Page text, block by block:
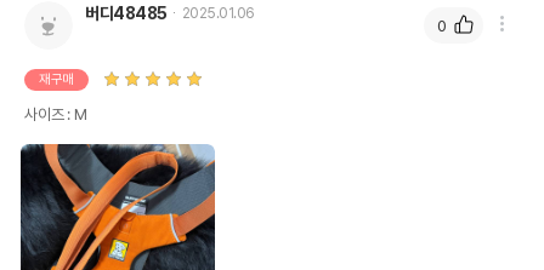
버디48485 2025.01.06
재구매
사이즈 : M
0